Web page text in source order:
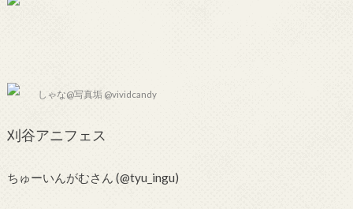
しゃな@写真垢 @vividcandy
刈谷アニフェス
ちゅーいんがむさん (@tyu_ingu)